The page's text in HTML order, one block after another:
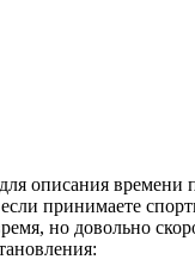
времени
принимаете
но довольно